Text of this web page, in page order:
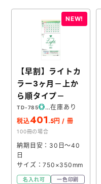
【早割】ライトカ
ラー3ヶ月－上か
ら順タイプ－
TD-785
在庫あり
税込401.5円 / 冊
100冊の場合
納期目安：30日～40
日
サイズ：750×350mm
名入れ可 一色印刷